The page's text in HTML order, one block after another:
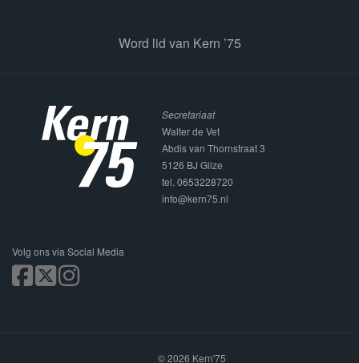
Word lid van Kern ’75
Secretariaat
Walter de Vet
Abdis van Thornstraat 3
5126 BJ Gilze
tel. 0653228720
info@kern75.nl
Volg ons via Social Media
© 2026 Kern'75